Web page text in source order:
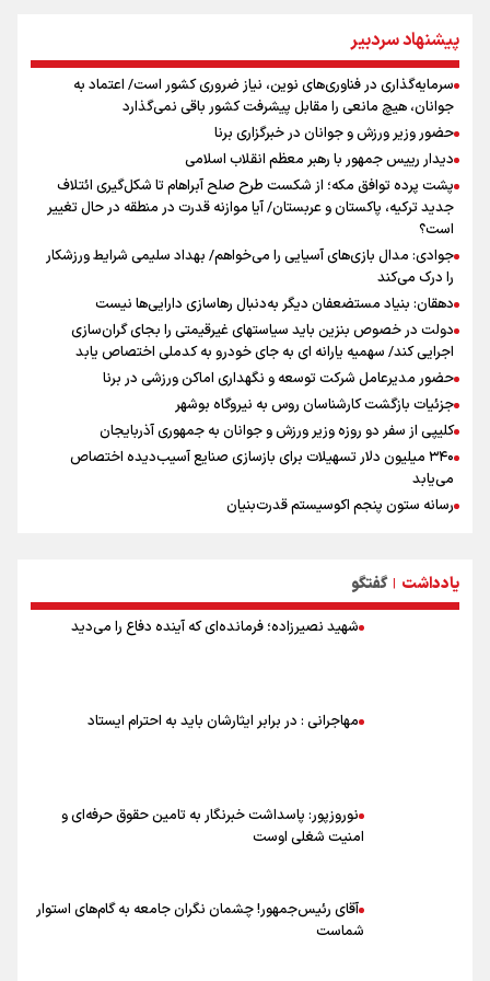
پاسخ منفی مجیدی، نکونام را سرمربی کرد؛ ماجرای عجیب نیمکت تراکتور
پیش‌بینی نرخ دلار، طلا و سکه ۱۹ مرداد/ سکه در برابر دو نیروی متضاد
ادعای ترامپ: بطور محدود در حال مذاکره با ایران هستیم
عراقچی: با آمریکا مذاکره نداریم/ باز شدن تنگه هرمز به شرایطی غیر از
تفاهم با عمان مرتبط است
پیشنهاد رسمی تراکتور به بازیکن مورد علاقه نکونام
پیشنهاد سردبیر
سرمایه‌گذاری در فناوری‌های نوین، نیاز ضروری کشور است/ اعتماد به
جوانان، هیچ مانعی را مقابل پیشرفت کشور باقی نمی‌گذارد
حضور وزیر ورزش و جوانان در خبرگزاری برنا
دیدار رییس جمهور با رهبر معظم انقلاب اسلامی
پشت پرده توافق مکه؛ از شکست طرح صلح آبراهام تا شکل‌گیری ائتلاف
جدید ترکیه، پاکستان و عربستان/ آیا موازنه قدرت در منطقه در حال تغییر
است؟
جوادی: مدال بازی‌های آسیایی را می‌خواهم/ بهداد سلیمی شرایط ورزشکار
را درک می‌کند
دهقان: بنیاد مستضعفان دیگر به‌دنبال رهاسازی دارایی‌ها نیست
دولت در خصوص بنزین باید سیاستهای غیرقیمتی را بجای گران‌سازی
اجرایی کند/ سهمیه یارانه ای به جای خودرو به کدملی اختصاص یابد
حضور مدیرعامل شرکت توسعه و نگهداری اماکن ورزشی در برنا
جزئیات بازگشت کارشناسان روس به نیروگاه بوشهر
کلیپی از سفر دو روزه وزیر ورزش و جوانان به جمهوری آذربایجان
۳۴۰ میلیون دلار تسهیلات برای بازسازی صنایع آسیب‌دیده اختصاص
می‌یابد
رسانه ستون پنجم اکوسیستم قدرت‌بنیان
شوک بزرگ برای لیونل مسی!
سخنگوی سپاه: بازگشایی تنگۀ هرمز منوط به پذیرش شروط ایران از سوی
آمریکاست و ارتباطی به مذاکرات ایران و عمان ندارد
مروری بر زندگینامه خبرنگار شهید «محمود صارمی»
یادداشت | گفتگو
شهید نصیرزاده؛ فرمانده‌ای که آینده دفاع را می‌دید
مهاجرانی : در برابر ایثارشان باید به احترام ایستاد
نوروزپور: پاسداشت خبرنگار به تامین حقوق حرفه‌ای و
امنیت شغلی اوست
آقای رئیس‌جمهور! چشمان نگران جامعه به گام‌های استوار
شماست